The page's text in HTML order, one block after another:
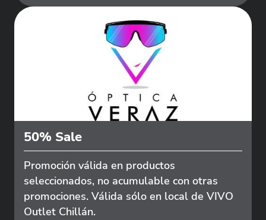
50% Sale
Promoción válida en productos
seleccionados, no acumulable con otras
promociones. Válida sólo en local de VIVO
Outlet Chillán.